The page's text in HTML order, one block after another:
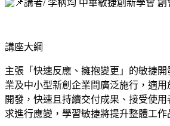
講者/ 李柄均 中華敏捷創新學會 創
講座大綱
主張「快速反應、擁抱變更」的敏捷
業及中小型新創企業間廣泛施行，適
開發，快速且持續交付成果、接受使
求進行應變，學習敏捷將提升整體工作